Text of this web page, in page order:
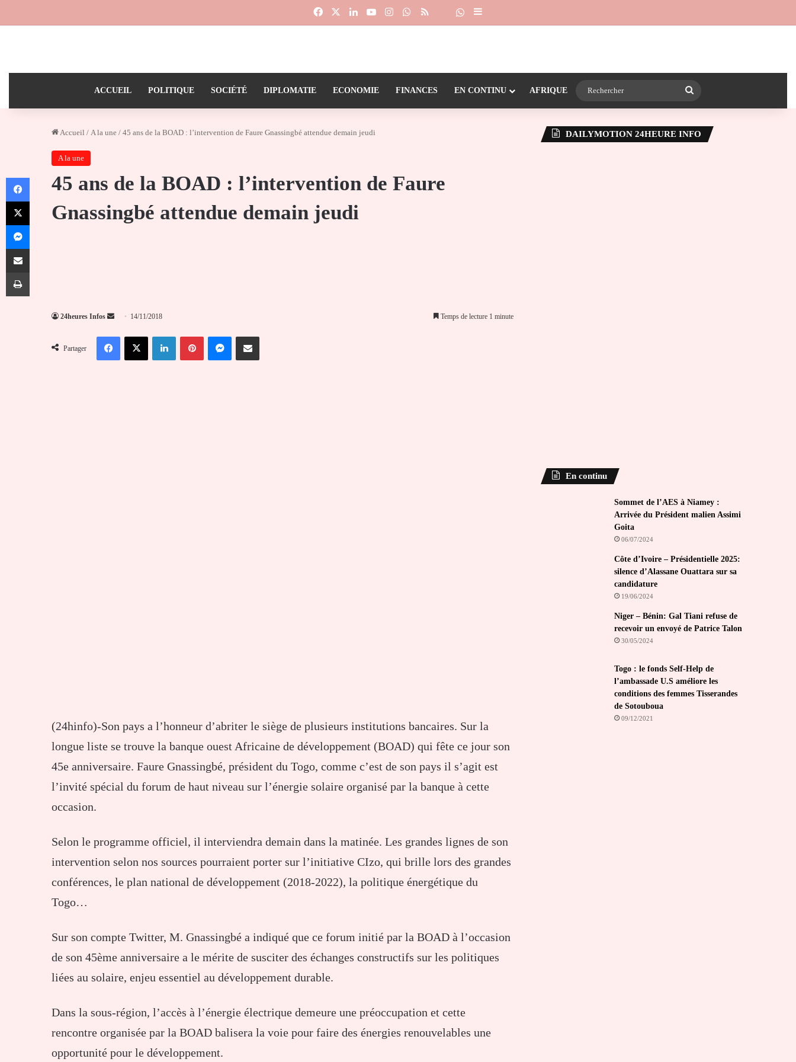
FacebookLinkedinYouTubeInstagramWhatsApp
RSS Dailymotion
Suivre la chaîne 24heureinfo sur WhatsApp
Sidebar (barre latérale)
ACCUEIL POLITIQUE SOCIÉTÉ DIPLOMATIE ECONOMIE FINANCES EN CONTINU AFRIQUE
Accueil / A la une / 45 ans de la BOAD : l’intervention de Faure Gnassingbé attendue demain jeudi
A la une
45 ans de la BOAD : l’intervention de Faure
Gnassingbé attendue demain jeudi
24heures Infos
Envoyer
courriel
14/11/2018 Temps de lecture 1 minute
Partager
FacebookX LinkedinPinterestMessengerPartager par email
(24hinfo)-Son pays a l’honneur d’abriter le siège de plusieurs institutions bancaires. Sur la
longue liste se trouve la banque ouest Africaine de développement (BOAD) qui fête ce jour son
45e anniversaire. Faure Gnassingbé, président du Togo, comme c’est de son pays il s’agit est
l’invité spécial du forum de haut niveau sur l’énergie solaire organisé par la banque à cette
occasion.
Selon le programme officiel, il interviendra demain dans la matinée. Les grandes lignes de son
intervention selon nos sources pourraient porter sur l’initiative CIzo, qui brille lors des grandes
conférences, le plan national de développement (2018-2022), la politique énergétique du
Togo…
Sur son compte Twitter, M. Gnassingbé a indiqué que ce forum initié par la BOAD à l’occasion
de son 45ème anniversaire a le mérite de susciter des échanges constructifs sur les politiques
liées au solaire, enjeu essentiel au développement durable.
Dans la sous-région, l’accès à l’énergie électrique demeure une préoccupation et cette
rencontre organisée par la BOAD balisera la voie pour faire des énergies renouvelables une
opportunité pour le développement.
DAILYMOTION 24HEURE INFO
En continu
Sommet de l’AES à Niamey :
Arrivée du Président malien Assimi
Goita
06/07/2024
Côte d’Ivoire – Présidentielle 2025:
silence d’Alassane Ouattara sur sa
candidature
19/06/2024
Niger – Bénin: Gal Tiani refuse de
recevoir un envoyé de Patrice Talon
30/05/2024
Togo : le fonds Self-Help de
l’ambassade U.S améliore les
conditions des femmes Tisserandes
de Sotouboua
09/12/2021
Facebook
X
Messenger
Partager par email